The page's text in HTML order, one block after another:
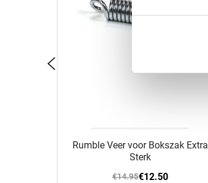
Rumble Veer voor Bokszak Extra
Sterk
€14.95€12.50